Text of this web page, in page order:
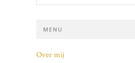
MENU
Over mij